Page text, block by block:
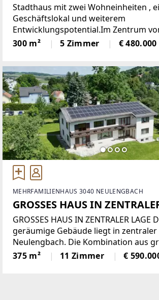
Stadthaus mit zwei Wohneinheiten , einem
Geschäftslokal und weiterem
Entwicklungspotential.Im Zentrum
befindet sich dieses ansprechende
500m² Nutzfläche, wovon ca. 300m²
300 m² 5 Zimmer € 480.000
MEHRFAMILIENHAUS 3040 NEULENGBACH
GROSSES HAUS IN
GROSSES HAUS IN ZENTRALER LAGE
geräumige Gebäude liegt in zentraler
Neulengbach. Die Kombination aus
Grundstück und der großen
guter Lage bietet eine Vielzahl an
375 m² 11 Zimmer €